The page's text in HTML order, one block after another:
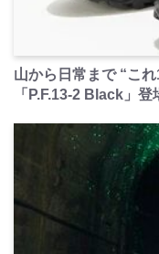
山から日常まで “こ
「P.F.13-2 Black」登